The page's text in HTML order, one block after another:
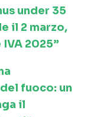
under 35
il 2 marzo,
2025”
fuoco: un
il